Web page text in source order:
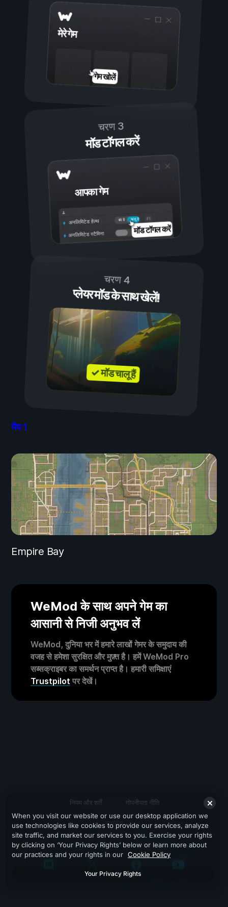
मेरे गेम
गेम खोलें
चरण 3
मॉड टॉगल करें
आपका गेम
चालू है
बंद है
अनलिमिटेड हेल्थ
अनलिमिटेड स्टैमिना मॉड टॉगल करें
चरण 4
प्लेयर मॉड के साथ खेलें!
✓ मॉड चालू हैं
मैप1
Empire Bay
WeMod के साथ अपने गेम का
आसानी से निजी अनुभव लें
WeMod, दुनिया भर में हमारे लाखों गेमर के समुदाय की
वजह से हमेशा सुरक्षित और मुफ़्त है। हमें WeMod Pro
सब्सक्राइबर का समर्थन प्राप्त है। हमारी समिक्षाएं
Trustpilot पर देखें।
नियम और शर्तें गोपनीयता नीति
सहायता
When you visit our website or use our desktop application we
use technologies like cookies to provide our services, analyze
site traffic, and market our services to you. Exercise your rights
by clicking on ‘Your Privacy Rights’ below or learn more about
our practices and your rights in our Cookie Policy
Your Privacy Rights